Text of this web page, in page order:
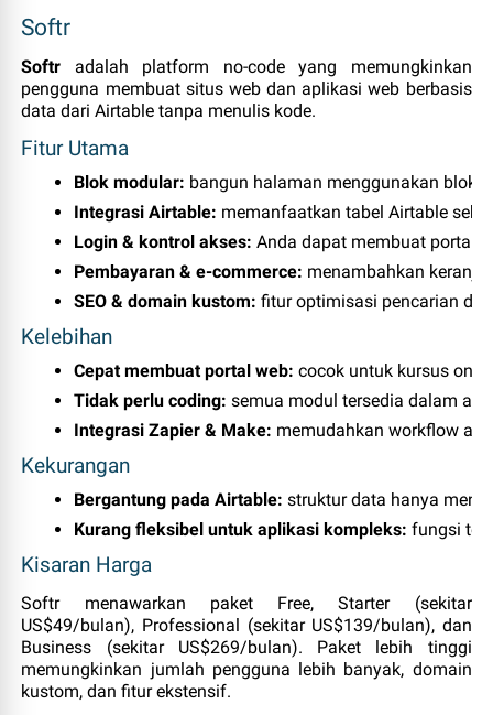
Softr
Softr adalah platform no‑code yang memungkinkan
pengguna membuat situs web dan aplikasi web berbasis
data dari Airtable tanpa menulis kode.
Fitur Utama
Blok modular: bangun halaman menggunakan blok
Integrasi Airtable: memanfaatkan tabel Airtable
Login & kontrol akses: Anda dapat membuat portal
Pembayaran & e‑commerce: menambahkan
SEO & domain kustom: fitur optimisasi pencarian
Kelebihan
Cepat membuat portal web: cocok untuk kursus
Tidak perlu coding: semua modul tersedia dalam
Integrasi Zapier & Make: memudahkan workflow
Kekurangan
Bergantung pada Airtable: struktur data hanya
Kurang fleksibel untuk aplikasi kompleks: fungsi
Kisaran Harga
Softr menawarkan paket Free, Starter (sekitar
US$49/bulan), Professional (sekitar US$139/bulan), dan
Business (sekitar US$269/bulan). Paket lebih tinggi
memungkinkan jumlah pengguna lebih banyak, domain
kustom, dan fitur ekstensif.